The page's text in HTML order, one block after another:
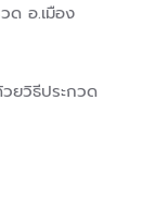
ด อ.เมือง
ยวิธีประกวด